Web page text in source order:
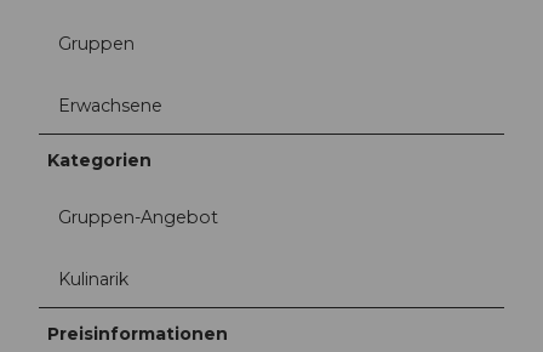
Gruppen
Erwachsene
Kategorien
Gruppen-Angebot
Kulinarik
Preisinformationen